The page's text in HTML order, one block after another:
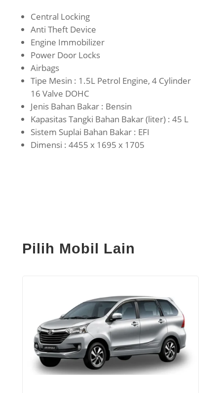
Central Locking
Anti Theft Device
Engine Immobilizer
Power Door Locks
Airbags
Tipe Mesin : 1.5L Petrol Engine, 4 Cylinder
16 Valve DOHC
Jenis Bahan Bakar : Bensin
Kapasitas Tangki Bahan Bakar (liter) : 45 L
Sistem Suplai Bahan Bakar : EFI
Dimensi : 4455 x 1695 x 1705
Pilih Mobil Lain